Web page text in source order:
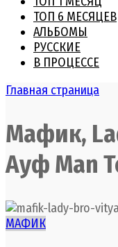
ТОП 6 МЕСЯЦЕВ
АЛЬБОМЫ
РУССКИЕ
В ПРОЦЕССЕ
Главная страница
Мафик,
Ауф Маn
МАФИК